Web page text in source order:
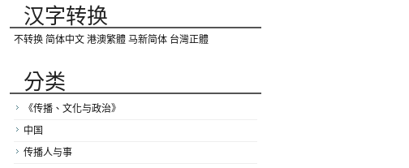
汉字转换
不转换 简体中文 港澳繁體 马新简体 台灣正體
分类
《传播、文化与政治》
中国
传播人与事